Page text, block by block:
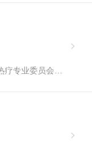
，开展临床病
专业委员会专
，曾在解放军
大......